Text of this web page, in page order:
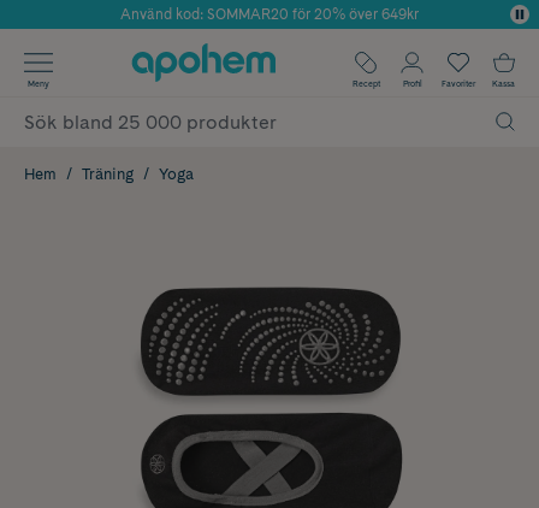
Årets Butik 2025 inom Skönhet
Använd kod: SOMMAR20 för 20% över 649kr
✓ Fri frakt
✓ Poäng på alla köp*
Meny Recept Profil Favoriter Kassa
Hem Träning Yoga